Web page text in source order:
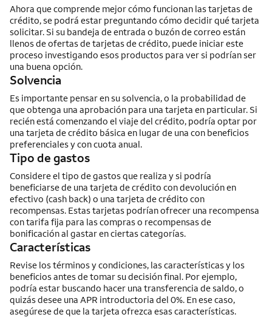
Ahora que comprende mejor cómo funcionan las tarjetas de
crédito, se podrá estar preguntando cómo decidir qué tarjeta
solicitar. Si su bandeja de entrada o buzón de correo están
llenos de ofertas de tarjetas de crédito, puede iniciar este
proceso investigando esos productos para ver si podrían ser
una buena opción.
Solvencia
Es importante pensar en su solvencia, o la probabilidad de
que obtenga una aprobación para una tarjeta en particular. Si
recién está comenzando el viaje del crédito, podría optar por
una tarjeta de crédito básica en lugar de una con beneficios
preferenciales y con cuota anual.
Tipo de gastos
Considere el tipo de gastos que realiza y si podría
beneficiarse de una tarjeta de crédito con devolución en
efectivo (cash back) o una tarjeta de crédito con
recompensas. Estas tarjetas podrían ofrecer una recompensa
con tarifa fija para las compras o recompensas de
bonificación al gastar en ciertas categorías.
Características
Revise los términos y condiciones, las características y los
beneficios antes de tomar su decisión final. Por ejemplo,
podría estar buscando hacer una transferencia de saldo, o
quizás desee una APR introductoria del 0%. En ese caso,
asegúrese de que la tarjeta ofrezca esas características.